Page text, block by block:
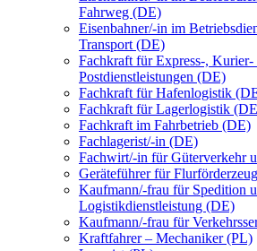
Fahrweg (DE)
Eisenbahner/-in im
Transport (DE)
Fachkraft für Express-, Kurier-
Postdienstleistungen (DE)
Fachkraft für Hafenlogistik
Fachkraft für Lagerlogistik
Fachkraft im Fahrbetrieb (DE)
Fachlagerist/-in (DE)
Fachwirt/-in für Güterverkehr
Geräteführer für
Kaufmann/-frau für Spedition
Logistikdienstleistung (DE)
Kaufmann/-frau für
Kraftfahrer – Mechaniker (PL)